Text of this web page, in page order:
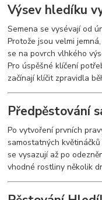
Výsev hledíku
Semena se vysévají od
Protože jsou velmi jemná,
se na povrch vlhkého
Pro úspěšné klíčení
začínají klíčit zpravidla
Předpěstování
Po vytvoření prvních
samostatných
se vysazují až po
vhodné rostliny několik